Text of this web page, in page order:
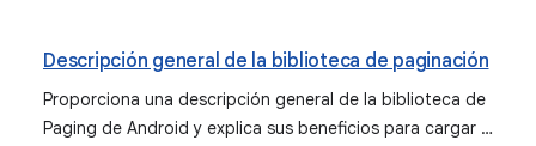
cargas de datos, controlar la sincronización de datos y
administrar claves remotas con Room.
Descripción general de la biblioteca de paginación
Proporciona una descripción general de la biblioteca de
Paging de Android y explica sus beneficios para cargar y